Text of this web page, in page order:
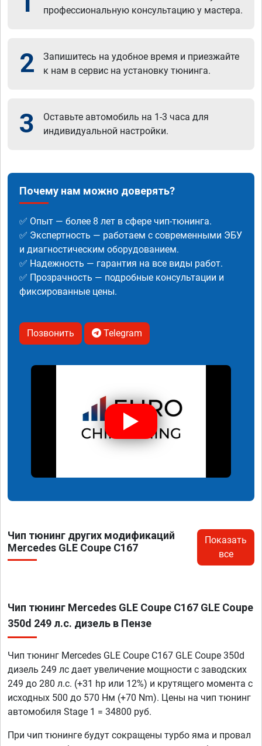
профессиональную консультацию у мастера.
2
Запишитесь на удобное время и приезжайте
к нам в сервис на установку тюнинга.
3
Оставьте автомобиль на 1-3 часа для
индивидуальной настройки.
Почему нам можно доверять?
✅ Опыт — более 8 лет в сфере чип-тюнинга.
✅ Экспертность — работаем с современными ЭБУ
и диагностическим оборудованием.
✅ Надежность — гарантия на все виды работ.
✅ Прозрачность — подробные консультации и
фиксированные цены.
Позвонить Telegram
Чип тюнинг других модификаций
Mercedes GLE Coupe C167
Показать
все
Чип тюнинг Mercedes GLE Coupe C167 GLE Coupe
350d 249 л.с. дизель в Пензе
Чип тюнинг Mercedes GLE Coupe C167 GLE Coupe 350d
дизель 249 лс дает увеличение мощности с заводских
249 до 280 л.с. (+31 hp или 12%) и крутящего момента с
исходных 500 до 570 Нм (+70 Nm). Цены на чип тюнинг
автомобиля Stage 1 = 34800 руб.
При чип тюнинге будут сокращены турбо яма и провал